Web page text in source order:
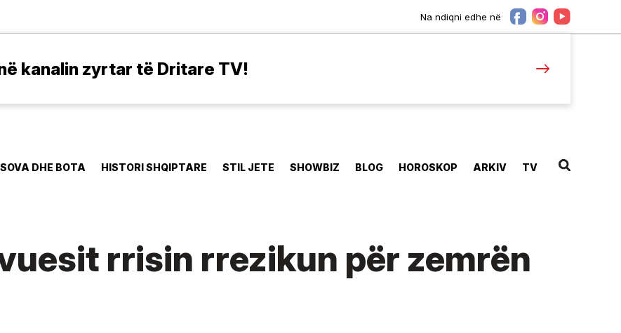
Na ndiqni edhe në
kanalin zyrtar të Dritare TV!
DHE BOTA HISTORI SHQIPTARE STIL JETE SHOWBIZ BLOG HOROSKOP ARKIV TV
rrisin rrezikun për zemrën